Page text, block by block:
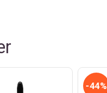
44%